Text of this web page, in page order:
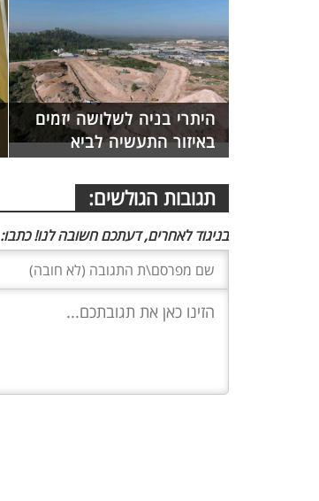
היתרי בניה לשלושה יזמים
באיזור התעשיה לביא
תגובות הגולשים:
בניגוד לאחרים, דעתכם חשובה לנו! כתבו: